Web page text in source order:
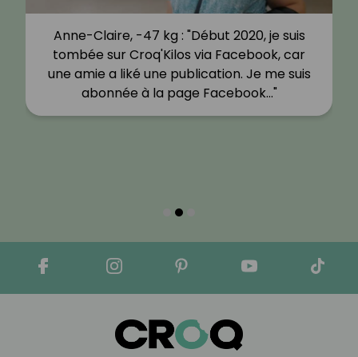
Anne-Claire, -47 kg : "Début 2020, je suis
tombée sur Croq'Kilos via Facebook, car
une amie a liké une publication. Je me suis
abonnée à la page Facebook…"